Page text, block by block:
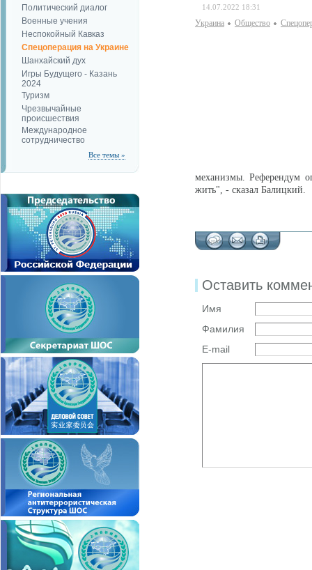
Политический диалог
Военные учения
Неспокойный Кавказ
Спецоперация на Украине
Шанхайский дух
Игры Будущего - Казань
2024
Туризм
Чрезвычайные
происшествия
Международное
сотрудничество
Все темы »
14.07.2022 18:31
Украина Общество
механизмы. Референдум
жить", - сказал Балицкий.
Оставить
Имя
Фамилия
E-mail